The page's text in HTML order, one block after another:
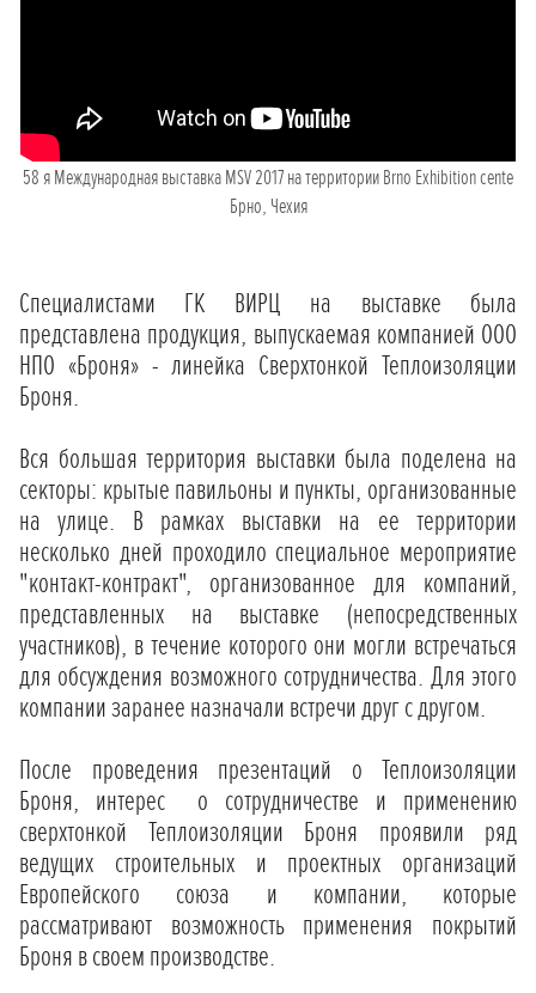
58 я Международная выставка MSV 2017 на территории Brno Exhibition cente
Брно, Чехия
Специалистами ГК ВИРЦ на выставке была
представлена продукция, выпускаемая компанией ООО
НПО «Броня» - линейка Сверхтонкой Теплоизоляции
Броня.
Вся большая территория выставки была поделена на
секторы: крытые павильоны и пункты, организованные
на улице. В рамках выставки на ее территории
несколько дней проходило специальное мероприятие
"контакт-контракт", организованное для компаний,
представленных на выставке (непосредственных
участников), в течение которого они могли встречаться
для обсуждения возможного сотрудничества. Для этого
компании заранее назначали встречи друг с другом.
После проведения презентаций о Теплоизоляции
Броня, интерес о сотрудничестве и применению
сверхтонкой Теплоизоляции Броня проявили ряд
ведущих строительных и проектных организаций
Европейского союза и компании, которые
рассматривают возможность применения покрытий
Броня в своем производстве.